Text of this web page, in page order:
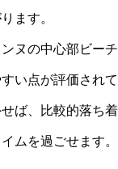
ます。
ヌの中心部ビー
い点が評価されて
ば、比較的落ち
ムを過ごせます。